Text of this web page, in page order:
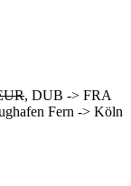
, DUB -> FRA
Fern -> Köln